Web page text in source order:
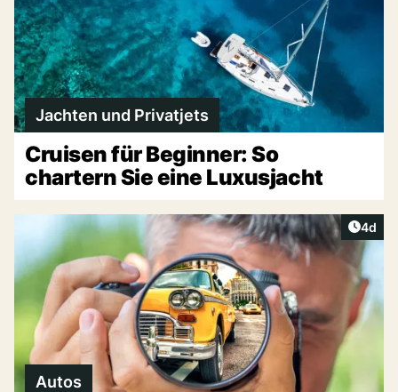
Jachten und Privatjets
Cruisen für Beginner: So
chartern Sie eine Luxusjacht
4d
Autos